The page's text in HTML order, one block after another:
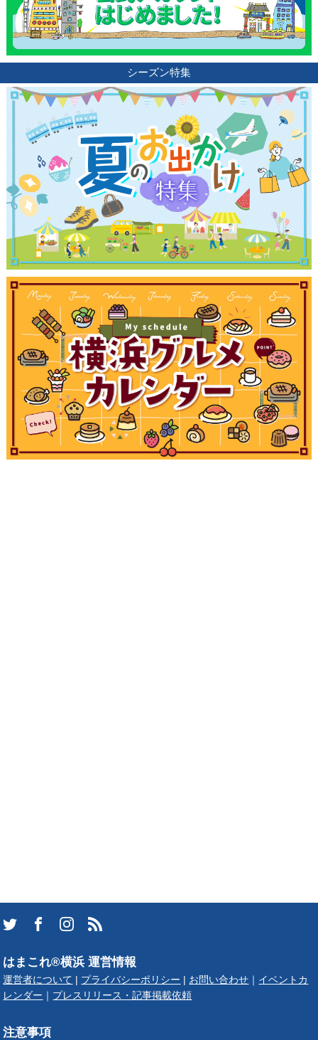
シーズン特集
観光ガイド
サイトについて
はまこれ®横浜 運営情報
運営者について プライバシーポリシー お問い合わせ
イベントカ
レンダー
プレスリリース・記事掲載依頼
注意事項